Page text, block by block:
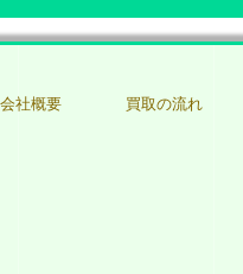
会社概要 買取の流れ